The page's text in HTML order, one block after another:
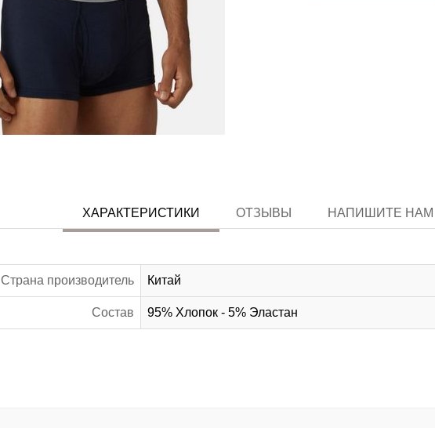
ХАРАКТЕРИСТИКИ ОТЗЫВЫ НАПИШИТЕ НАМ
Страна производитель Китай
Состав 95% Хлопок - 5% Эластан